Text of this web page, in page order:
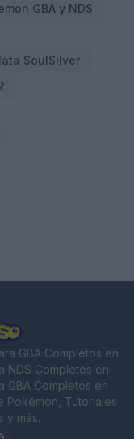
GBA y NDS
SoulSilver
GBA Completos en
NDS Completos en
GBA Completos en
Pokémon, Tutoriales
y más.